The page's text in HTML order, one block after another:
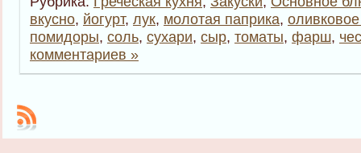
вкусно, йогурт, лук, молотая паприка,
помидоры, соль, сухари, сыр, томаты, фарш,
комментариев »